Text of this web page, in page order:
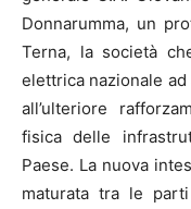
Donnarumma, un
Terna, la società
elettrica nazionale
all’ulteriore
fisica delle
Paese. La nuova
maturata tra le